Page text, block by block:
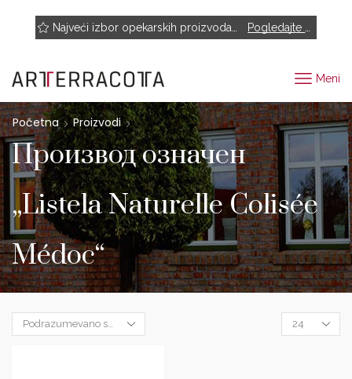
Meni
Početna Proizvodi
Производ oзначен
„Listela Naturelle Colisée
Médoc“
Products
per